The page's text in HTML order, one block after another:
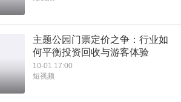
主题公园门票定价之争：行业如
何平衡投资回收与游客体验
10-01 17:00
短视频